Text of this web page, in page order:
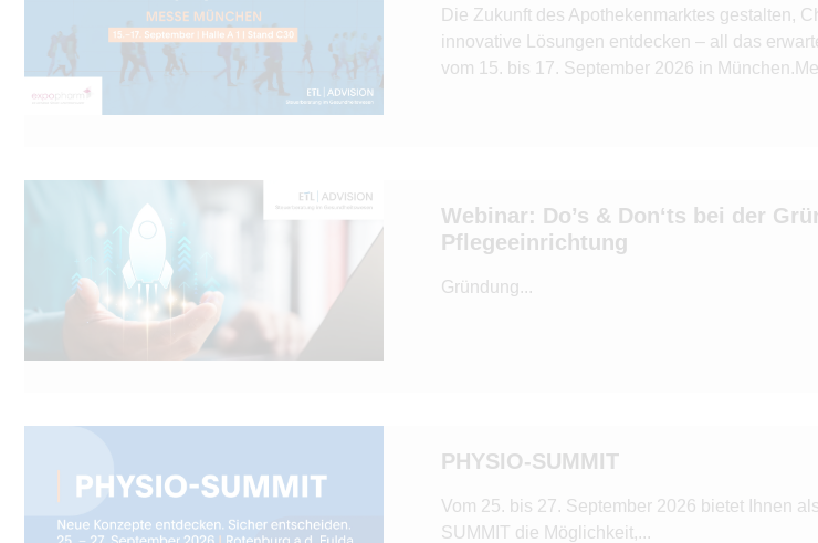
Die Zukunft des Apothekenmarktes gestalten,
innovative Lösungen entdecken – all das
vom 15. bis 17. September 2026 in
Webinar: Do’s & Don‘ts bei der
Pflegeeinrichtung
Gründung...
PHYSIO-SUMMIT
Vom 25. bis 27. September 2026 bietet Ihnen
SUMMIT die Möglichkeit,...